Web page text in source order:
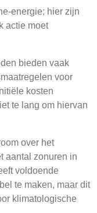
energie; hier zijn
actie moet
bieden vaak
voor
kosten
te lang om hiervan
over het
aantal zonuren in
voldoende
te maken, maar dit
klimatologische